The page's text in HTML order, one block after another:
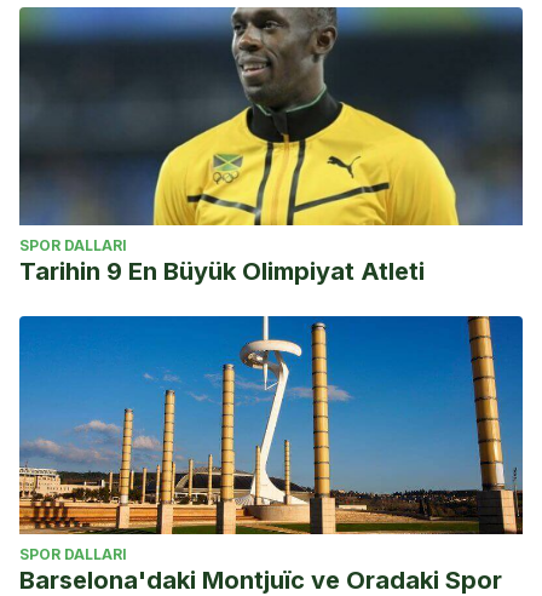
SPOR DALLARI
Tarihin 9 En Büyük Olimpiyat Atleti
SPOR DALLARI
Barselona'daki Montjuïc ve Oradaki Spor